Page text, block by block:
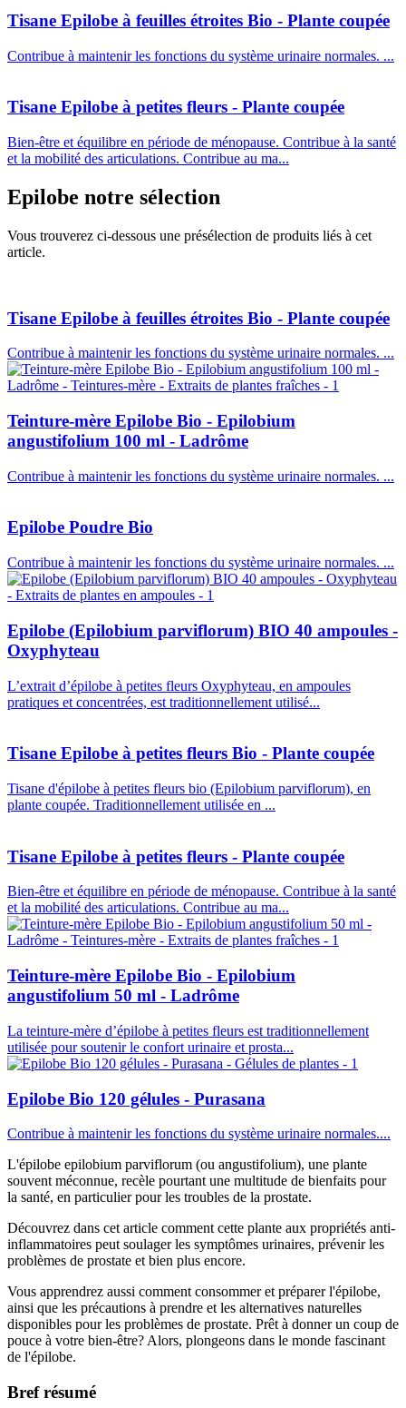
Tisane Epilobe à feuilles étroites Bio - Plante coupée
Contribue à maintenir les fonctions du système urinaire normales. ...
Tisane Epilobe à petites fleurs - Plante coupée
Bien-être et équilibre en période de ménopause. Contribue à la santé
et la mobilité des articulations. Contribue au ma...
Epilobe notre sélection
Vous trouverez ci-dessous une présélection de produits liés à cet
article.
Tisane Epilobe à feuilles étroites Bio - Plante coupée
Contribue à maintenir les fonctions du système urinaire normales. ...
Teinture-mère Epilobe Bio - Epilobium
angustifolium 100 ml - Ladrôme
Contribue à maintenir les fonctions du système urinaire normales. ...
Epilobe Poudre Bio
Contribue à maintenir les fonctions du système urinaire normales. ...
Epilobe (Epilobium parviflorum) BIO 40 ampoules -
Oxyphyteau
L’extrait d’épilobe à petites fleurs Oxyphyteau, en ampoules
pratiques et concentrées, est traditionnellement utilisé...
Tisane Epilobe à petites fleurs Bio - Plante coupée
Tisane d'épilobe à petites fleurs bio (Epilobium parviflorum), en
plante coupée. Traditionnellement utilisée en ...
Tisane Epilobe à petites fleurs - Plante coupée
Bien-être et équilibre en période de ménopause. Contribue à la santé
et la mobilité des articulations. Contribue au ma...
Teinture-mère Epilobe Bio - Epilobium
angustifolium 50 ml - Ladrôme
La teinture-mère d’épilobe à petites fleurs est traditionnellement
utilisée pour soutenir le confort urinaire et prosta...
Epilobe Bio 120 gélules - Purasana
Contribue à maintenir les fonctions du système urinaire normales....
L'épilobe epilobium parviflorum (ou angustifolium), une plante
souvent méconnue, recèle pourtant une multitude de bienfaits pour
la santé, en particulier pour les troubles de la prostate.
Découvrez dans cet article comment cette plante aux propriétés anti-
inflammatoires peut soulager les symptômes urinaires, prévenir les
problèmes de prostate et bien plus encore.
Vous apprendrez aussi comment consommer et préparer l'épilobe,
ainsi que les précautions à prendre et les alternatives naturelles
disponibles pour les problèmes de prostate. Prêt à donner un coup de
pouce à votre bien-être? Alors, plongeons dans le monde fascinant
de l'épilobe.
Bref résumé